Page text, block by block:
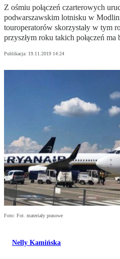
Z ośmiu połączeń czarterowych
podwarszawskim lotnisku w
touroperatorów skorzystały w tym
przyszłym roku takich połączeń ma
Publikacja: 19.11.2019 14:24
Foto: Fot. materiały prasowe
Nelly Kamińska